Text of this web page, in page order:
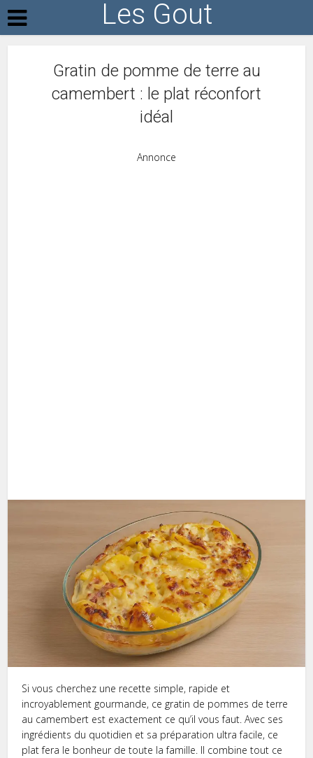
Les Gout
Gratin de pomme de terre au
camembert : le plat réconfort
idéal
Annonce
Si vous cherchez une recette simple, rapide et
incroyablement gourmande, ce gratin de pommes de terre
au camembert est exactement ce qu’il vous faut. Avec ses
ingrédients du quotidien et sa préparation ultra facile, ce
plat fera le bonheur de toute la famille. Il combine tout ce